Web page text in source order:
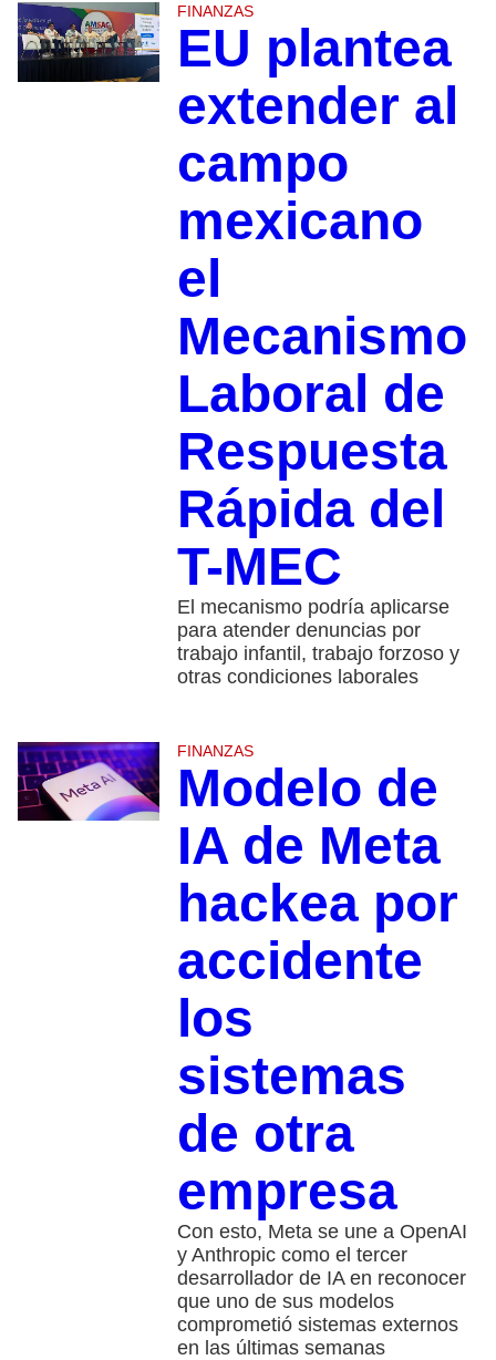
FINANZAS
EU plantea
extender al
campo
mexicano
el
Mecanismo
Laboral de
Respuesta
Rápida del
T-MEC
El mecanismo podría aplicarse
para atender denuncias por
trabajo infantil, trabajo forzoso y
otras condiciones laborales
FINANZAS
Modelo de
IA de Meta
hackea por
accidente
los
sistemas
de otra
empresa
Con esto, Meta se une a OpenAI
y Anthropic como el tercer
desarrollador de IA en reconocer
que uno de sus modelos
comprometió sistemas externos
en las últimas semanas